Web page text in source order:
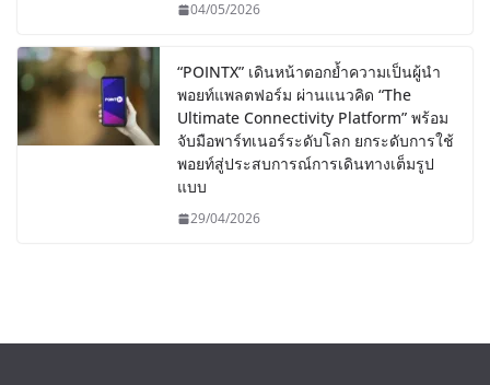
04/05/2026
“POINTX” เดินหน้าตอกย้ำความเป็นผู้นำ
พอยท์แพลตฟอร์ม ผ่านแนวคิด “The
Ultimate Connectivity Platform” พร้อม
จับมือพาร์ทเนอร์ระดับโลก ยกระดับการใช้
พอยท์สู่ประสบการณ์การเดินทางเต็มรูป
แบบ
29/04/2026